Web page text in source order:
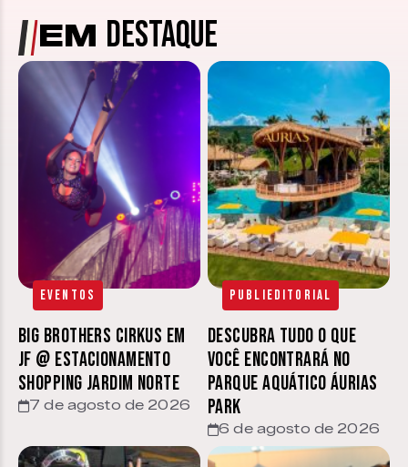
EM DESTAQUE
Eventos
Big Brothers Cirkus em
JF @ estacionamento
Shopping Jardim Norte
7 de agosto de 2026
Publieditorial
Descubra tudo o que
você encontrará no
parque aquático Áurias
Park
6 de agosto de 2026